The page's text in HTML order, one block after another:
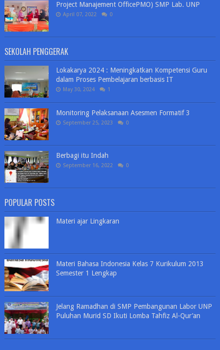
Project Manajement OfficePMO) SMP Lab. UNP
April 07, 2022 0
SEKOLAH PENGGERAK
Lokakarya 2024 : Meningkatkan Kompetensi Guru
dalam Proses Pembelajaran berbasis IT
May 30, 2024 1
Monitoring Pelaksanaan Asesmen Formatif 3
September 25, 2023 0
Berbagi itu Indah
September 16, 2022 0
POPULAR POSTS
Materi ajar Lingkaran
Materi Bahasa Indonesia Kelas 7 Kurikulum 2013
Semester 1 Lengkap
Jelang Ramadhan di SMP Pembangunan Labor UNP
Puluhan Murid SD Ikuti Lomba Tahfiz Al-Qur’an